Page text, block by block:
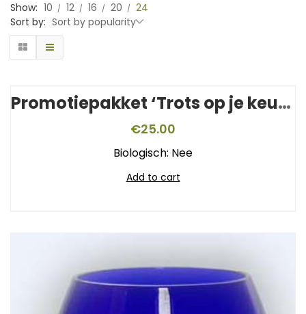
Show: 10 12 16 20
24
Sort by: Sort by popularity
Promotiepakket ‘Trots op je keurmerk’
€25.00
Biologisch: Nee
Add to cart